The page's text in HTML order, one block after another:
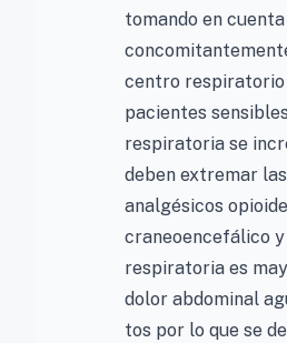
tomando en
centro respiratorio
pacientes
respiratoria se
deben extremar
analgésicos
craneoencefálico
respiratoria es
dolor abdominal
tos por lo que se